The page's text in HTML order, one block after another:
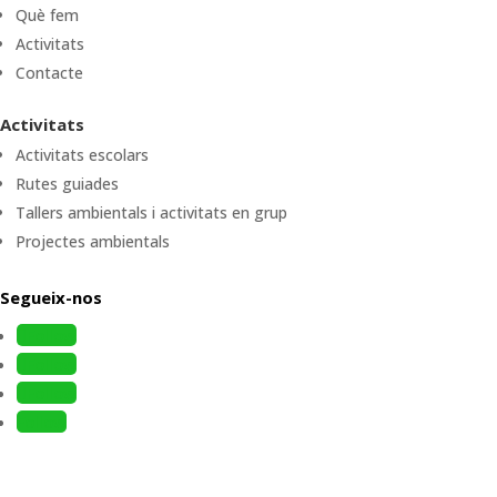
Què fem
Activitats
Contacte
Activitats
Activitats escolars
Rutes guiades
Tallers ambientals i activitats en grup
Projectes ambientals
Segueix-nos
Follow
Follow
Follow
Follow